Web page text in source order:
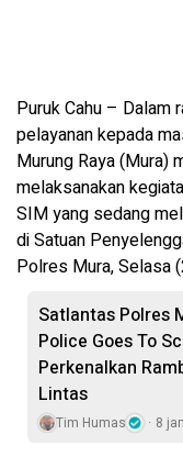
Puruk Cahu – Dalam
pelayanan kepada
Murung Raya (Mura)
melaksanakan
SIM yang sedang
di Satuan
Polres Mura, Selasa
Satlantas Polres
Police Goes To
Perkenalkan
Lintas
Tim Humas 8